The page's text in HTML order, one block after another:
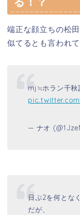
端正な顔立ちの松
似てるとも言われて
mj≒ホラン千秋
— ナオ
日ぷ2を何とな
だが、